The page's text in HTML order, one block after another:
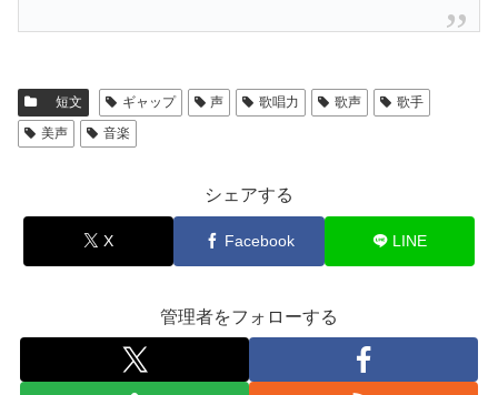
短文 ギャップ 声 歌唱力 歌声
歌手
美声
音楽
シェアする
X Facebook LINE
管理者をフォローする